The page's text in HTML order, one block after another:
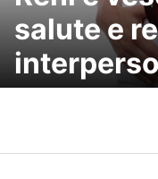
salute e